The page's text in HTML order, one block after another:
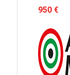
950 €